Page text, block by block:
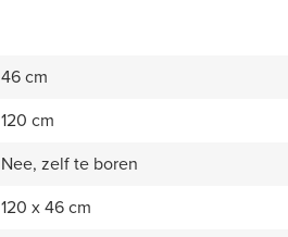
46 cm
120 cm
Nee, zelf te boren
120 x 46 cm